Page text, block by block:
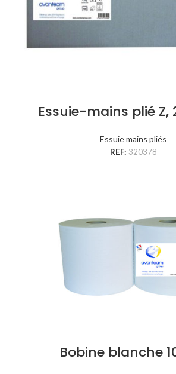
Essuie-mains plié Z,
Essuie mains pliés
REF: 320378
Bobine blanche